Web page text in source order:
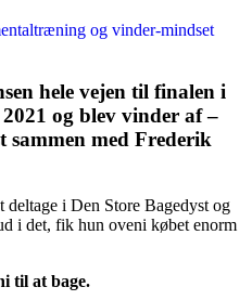
og vinder-mindset
hele vejen til finalen i
2021 og blev vinder af –
sammen med Frederik
i Den Store Bagedyst og
i det, fik hun oveni købet enorm
til at bage.